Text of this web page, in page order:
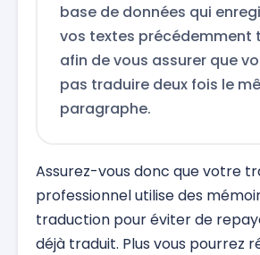
base de données qui
vos textes précédemment
afin de vous assurer que
pas traduire deux fois le
paragraphe.
Assurez-vous donc que votre
professionnel utilise des
traduction pour éviter de
déjà traduit. Plus vous pourrez